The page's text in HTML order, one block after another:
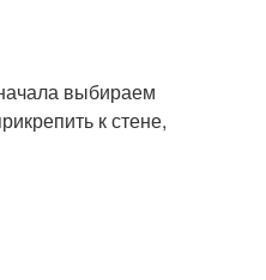
на весеннюю
тему
выбираем
к стене,